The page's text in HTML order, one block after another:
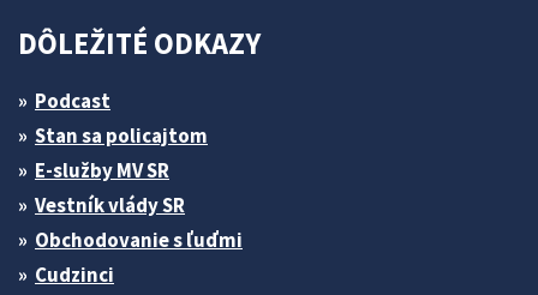
DÔLEŽITÉ ODKAZY
Podcast
Stan sa policajtom
E-služby MV SR
Vestník vlády SR
Obchodovanie s ľuďmi
Cudzinci